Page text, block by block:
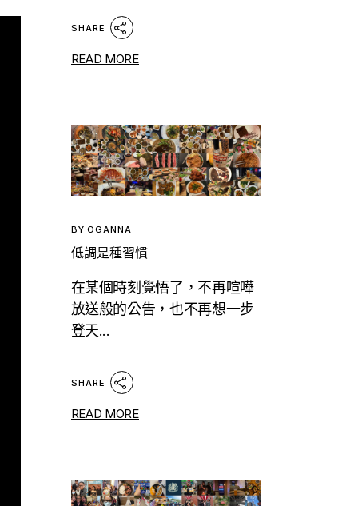
SHARE
READ MORE
BY OGANNA
低調是種習慣
在某個時刻覺悟了，不再喧嘩
放送般的公告，也不再想一步
登天...
SHARE
READ MORE